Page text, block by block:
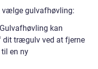
vælge gulvafhøvling:
kan
dit trægulv ved at fjerne
til en ny